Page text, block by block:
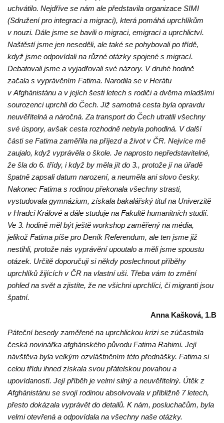
uchvátilo. Nejdříve se nám ale představila organizace SIMI
(Sdružení pro integraci a migraci), která pomáhá uprchlíkům
v nouzi. Dále jsme se bavili o migraci, emigraci a uprchlictví.
Naštěstí jsme jen neseděli, ale také se pohybovali po třídě,
když jsme odpovídali na různé otázky spojené s migrací.
Debatovali jsme a vyjadřovali své názory. V druhé hodině
začala s vyprávěním Fatima. Narodila se v Herátu
v Afghánistánu a v jejích šesti letech s rodiči a dvěma mladšími
sourozenci uprchli do Čech. Již samotná cesta byla opravdu
neuvěřitelná a náročná. Za transport do Čech utratili všechny
své úspory, avšak cesta rozhodně nebyla pohodlná. V další
části se Fatima zaměřila na příjezd a život v ČR. Nejvíce mě
zaujalo, když vyprávěla o škole. Je naprosto nepředstavitelné,
že šla do 6. třídy, i když by měla jít do 3., protože jí na úřadě
špatně zapsali datum narození, a neuměla ani slovo česky.
Nakonec Fatima s rodinou překonala všechny strasti,
vystudovala gymnázium, získala bakalářský titul na Univerzitě
v Hradci Králové a dále studuje na Fakultě humanitních studií.
Ve 3. hodině měl být ještě workshop zaměřený na média,
jelikož Fatima píše pro Deník Referendum, ale ten jsme již
nestihli, protože nás vyprávění upoutalo a měli jsme spoustu
otázek. Určitě doporučuji si někdy poslechnout příběhy
uprchlíků žijících v ČR na vlastní uši. Třeba vám to změní
pohled na svět a zjistíte, že ne všichni uprchlíci, či migranti jsou
špatní.
Anna Kašková, 1.B
Páteční besedy zaměřené na uprchlickou krizi se zúčastnila
česká novinářka afghánského původu Fatima Rahimi. Její
návštěva byla velkým ozvláštněním této přednášky. Fatima si
celou třídu ihned získala svou přátelskou povahou a
upovídaností. Její příběh je velmi silný a neuvěřitelný. Útěk z
Afghánistánu se svojí rodinou absolvovala v přibližně 7 letech,
přesto dokázala vyprávět do detailů. K nám, posluchačům, byla
velmi otevřená a odpovídala na všechny naše otázky.